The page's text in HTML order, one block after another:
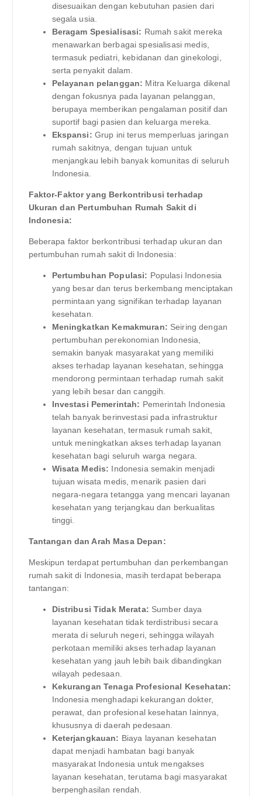
disesuaikan dengan kebutuhan pasien dari
segala usia.
Beragam Spesialisasi: Rumah sakit mereka
menawarkan berbagai spesialisasi medis,
termasuk pediatri, kebidanan dan ginekologi,
serta penyakit dalam.
Pelayanan pelanggan: Mitra Keluarga dikenal
dengan fokusnya pada layanan pelanggan,
berupaya memberikan pengalaman positif dan
suportif bagi pasien dan keluarga mereka.
Ekspansi: Grup ini terus memperluas jaringan
rumah sakitnya, dengan tujuan untuk
menjangkau lebih banyak komunitas di seluruh
Indonesia.
Faktor-Faktor yang Berkontribusi terhadap
Ukuran dan Pertumbuhan Rumah Sakit di
Indonesia:
Beberapa faktor berkontribusi terhadap ukuran dan
pertumbuhan rumah sakit di Indonesia:
Pertumbuhan Populasi: Populasi Indonesia
yang besar dan terus berkembang menciptakan
permintaan yang signifikan terhadap layanan
kesehatan.
Meningkatkan Kemakmuran: Seiring dengan
pertumbuhan perekonomian Indonesia,
semakin banyak masyarakat yang memiliki
akses terhadap layanan kesehatan, sehingga
mendorong permintaan terhadap rumah sakit
yang lebih besar dan canggih.
Investasi Pemerintah: Pemerintah Indonesia
telah banyak berinvestasi pada infrastruktur
layanan kesehatan, termasuk rumah sakit,
untuk meningkatkan akses terhadap layanan
kesehatan bagi seluruh warga negara.
Wisata Medis: Indonesia semakin menjadi
tujuan wisata medis, menarik pasien dari
negara-negara tetangga yang mencari layanan
kesehatan yang terjangkau dan berkualitas
tinggi.
Tantangan dan Arah Masa Depan:
Meskipun terdapat pertumbuhan dan perkembangan
rumah sakit di Indonesia, masih terdapat beberapa
tantangan:
Distribusi Tidak Merata: Sumber daya
layanan kesehatan tidak terdistribusi secara
merata di seluruh negeri, sehingga wilayah
perkotaan memiliki akses terhadap layanan
kesehatan yang jauh lebih baik dibandingkan
wilayah pedesaan.
Kekurangan Tenaga Profesional Kesehatan:
Indonesia menghadapi kekurangan dokter,
perawat, dan profesional kesehatan lainnya,
khususnya di daerah pedesaan.
Keterjangkauan: Biaya layanan kesehatan
dapat menjadi hambatan bagi banyak
masyarakat Indonesia untuk mengakses
layanan kesehatan, terutama bagi masyarakat
berpenghasilan rendah.